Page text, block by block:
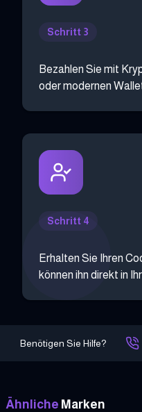
Schritt 3
Bezahlen Sie mit
oder modernen
Schritt 4
Erhalten Sie Ihren
können ihn direkt in
Benötigen Sie Hilfe?
Ähnliche Marken